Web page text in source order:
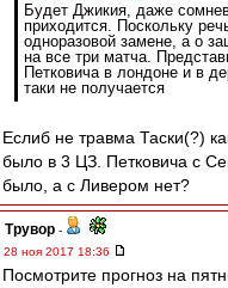
Будет Джикия, даже
приходится. Поскольку
одноразовой замене, а о
на все три матча.
Петковича в лондоне и в
таки не получается
Еслиб не травма Таски(?)
было в 3 ЦЗ. Петковича с
было, а с Ливером нет?
Трувор -
28 ноя 2017 18:36
Посмотрите прогноз на